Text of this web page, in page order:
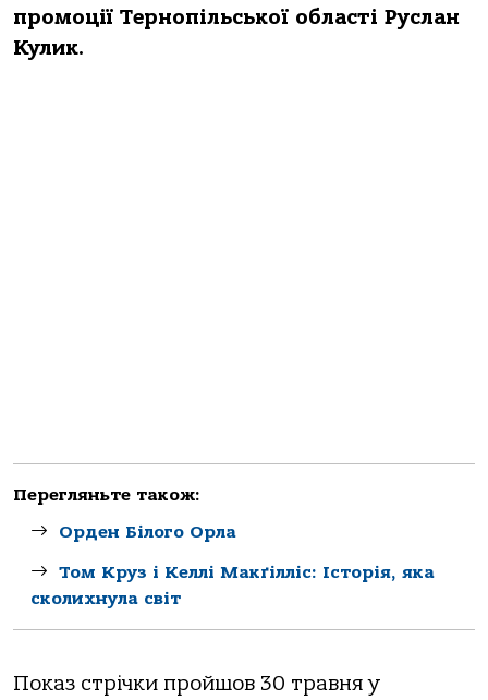
промоції Тернопільської області Руслан
Кулик.
Перегляньте також:
Орден Білого Орла
Том Круз і Келлі Макґілліс: Історія, яка
сколихнула світ
Показ стрічки пройшов 30 травня у